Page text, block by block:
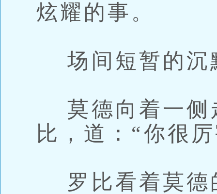
炫耀的事。
场间短暂的沉
莫德向着一侧
比，道：“你很
罗比看着莫德